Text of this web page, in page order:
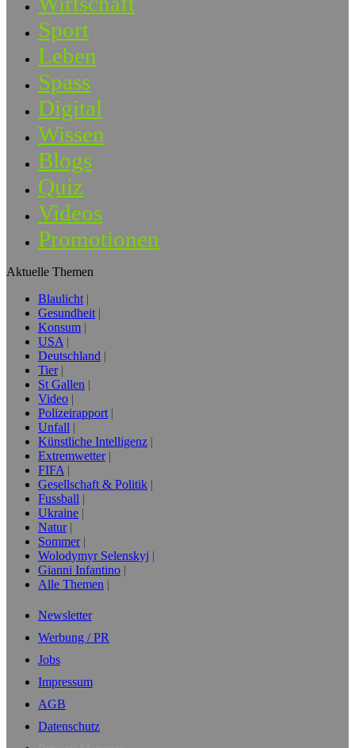
Sport
Leben
Spass
Digital
Wissen
Blogs
Quiz
Videos
Promotionen
Aktuelle Themen
Blaulicht
Gesundheit
Konsum
USA
Deutschland
Tier
St Gallen
Video
Polizeirapport
Unfall
Künstliche Intelligenz
Extremwetter
FIFA
Gesellschaft & Politik
Fussball
Ukraine
Natur
Sommer
Wolodymyr Selenskyj
Gianni Infantino
Alle Themen
Newsletter
Werbung / PR
Jobs
Impressum
AGB
Datenschutz